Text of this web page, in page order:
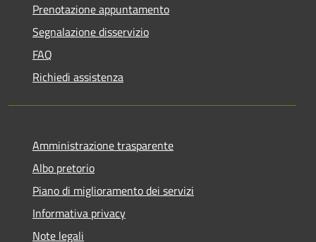
Prenotazione appuntamento
Segnalazione disservizio
FAQ
Richiedi assistenza
Amministrazione trasparente
Albo pretorio
Piano di miglioramento dei servizi
Informativa privacy
Note legali